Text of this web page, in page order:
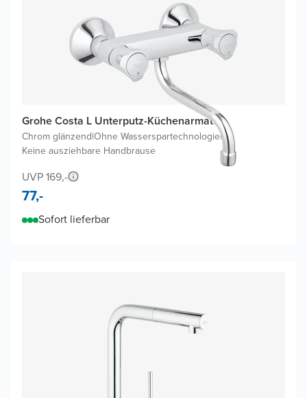
Grohe Costa L Unterputz-Küchenarmatur
Chrom glänzend|Ohne Wasserspartechnologie|
Keine ausziehbare Handbrause
UVP 169,-
77,-
Sofort lieferbar